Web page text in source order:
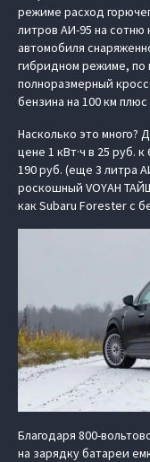
режиме расход
литров АИ-95 на
автомобиля
гибридном режиме, по
полноразмерный
бензина на 100 км плюс
Насколько это много?
цене 1 кВт·ч в 25 руб.
190 руб. (еще 3 литра
роскошный VOYAH
как Subaru Forester с
Благодаря 800-
на зарядку батареи